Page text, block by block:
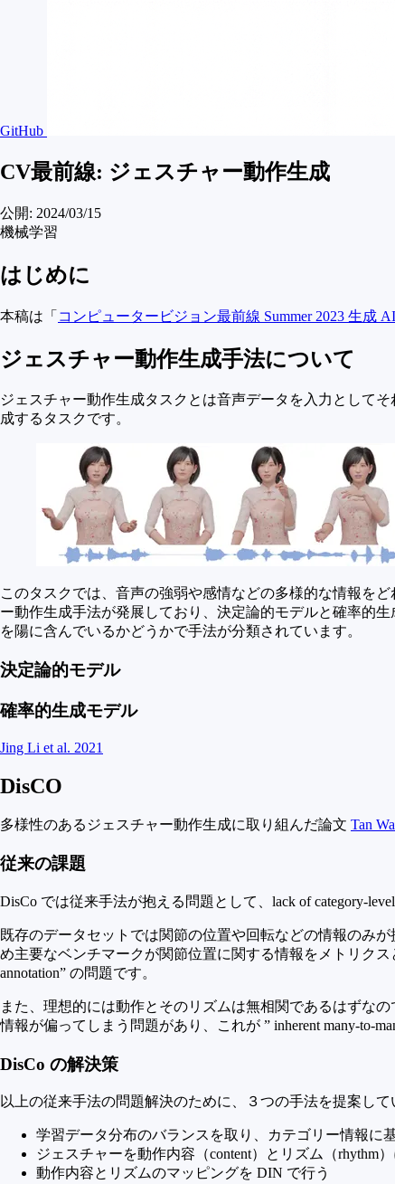
GitHub
CV最前線: ジェスチャー動作生成
公開: 2024/03/15
機械学習
はじめに
本稿は「 コンピュータービジョン最前線 Summer 2023 生成 AI
ジェスチャー動作生成手法について
ジェスチャー動作生成タスクとは音声データを入力として
成するタスクです。
このタスクでは、音声の強弱や感情などの多様的な情報を
ー動作生成手法が発展しており、決定論的モデルと確率的
を陽に含んでいるかどうかで手法が分類されています。
決定論的モデル
確率的生成モデル
Jing Li et al. 2021
DisCO
多様性のあるジェスチャー動作生成に取り組んだ論文 Tan
従来の課題
DisCo では従来手法が抱える問題として、lack of category-
既存のデータセットでは関節の位置や回転などの情報のみ
め主要なベンチマークが関節位置に関する情報をメトリク
annotation” の問題です。
また、理想的には動作とそのリズムは無相関であるはずな
情報が偏ってしまう問題があり、これが ” inherent many-to-
DisCo の解決策
以上の従来手法の問題解決のために、３つの手法を提案して
学習データ分布のバランスを取り、カテゴリー情報に
ジェスチャーを動作内容（content）とリズム（rhythm
動作内容とリズムのマッピングを DIN で行う